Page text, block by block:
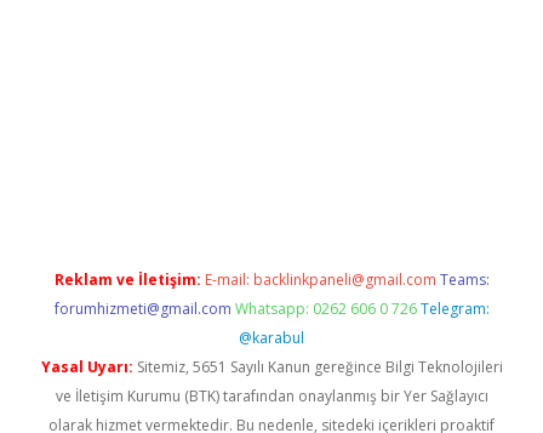
Reklam ve İletişim: E-mail: backlinkpaneli@gmail.com Teams:
forumhizmeti@gmail.com Whatsapp: 0262 606 0 726 Telegram:
@karabul
Yasal Uyarı: Sitemiz, 5651 Sayılı Kanun gereğince Bilgi Teknolojileri
ve İletişim Kurumu (BTK) tarafından onaylanmış bir Yer Sağlayıcı
olarak hizmet vermektedir. Bu nedenle, sitedeki içerikleri proaktif